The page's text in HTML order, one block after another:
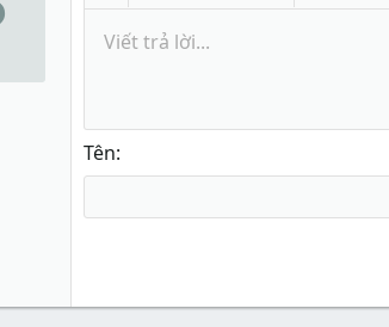
Xóa định dạng
In đậmIn nghiêng
Viết trả lời...
Tên